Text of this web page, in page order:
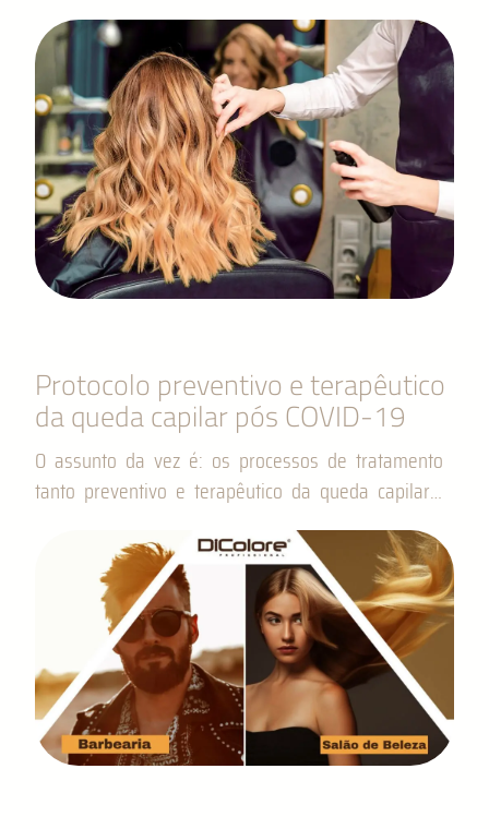
Protocolo preventivo e terapêutico
da queda capilar pós COVID-19
O assunto da vez é: os processos de tratamento
tanto preventivo e terapêutico da queda capilar…